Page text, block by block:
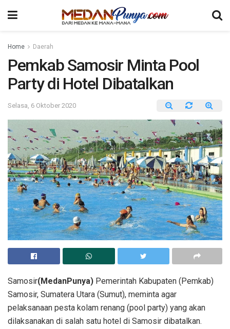
Home Daerah
Pemkab Samosir Minta Pool
Party di Hotel Dibatalkan
Selasa, 6 Oktober 2020
Samosir(MedanPunya) Pemerintah Kabupaten (Pemkab)
Samosir, Sumatera Utara (Sumut), meminta agar
pelaksanaan pesta kolam renang (pool party) yang akan
dilaksanakan di salah satu hotel di Samosir dibatalkan.